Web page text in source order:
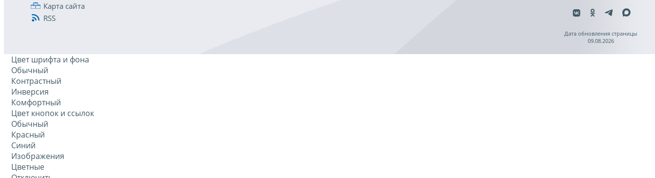
Карта сайта
RSS
Дата обновления страницы
09.08.2026
Цвет шрифта и фона
Обычный
Контрастный
Инверсия
Комфортный
Цвет кнопок и ссылок
Обычный
Красный
Синий
Изображения
Цветные